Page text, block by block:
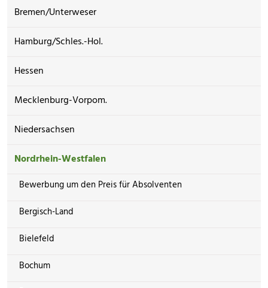
Bremen/Unterweser
Hamburg/Schles.-Hol.
Hessen
Mecklenburg-Vorpom.
Niedersachsen
Nordrhein-Westfalen
Bewerbung um den Preis für Absolventen
Bergisch-Land
Bielefeld
Bochum